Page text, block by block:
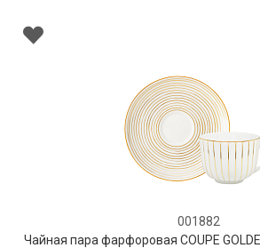
001882
Чайная пара фарфоровая COUPE